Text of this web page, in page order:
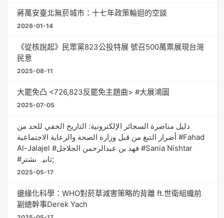
蔣萬安臺北無菸城市：十七年政策輪迴的空談
2026-01-14
《從核說起》民眾黨823公投特展 號召500萬票展現台灣
民意
2025-08-11
大罷免凸 <726,823反罷免主題曲> #大展鴻圖
2025-07-05
دليل مناصرة السجائر الإلكترونية: التاريخ الخفي للحد من
أضرار التبغ من قبل وزارة الصحة والرعاية الاجتماعية #Fahad
Al-Jalajel #فهد بن عبدالرحمن الجلاجل #Sania Nishtar
#ثانیہ نشتر;
2025-05-17
邊緣化科學：WHO對菸草減害策略的背離 ft.世衛組織前
副總幹事Derek Yach